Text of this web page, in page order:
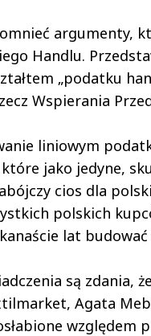
argumenty,
Handlu.
„podatku
Wspierania
liniowym
jako jedyne,
cios dla
polskich
lat
są zdania,
Agata
względem